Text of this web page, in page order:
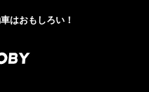
はおもしろい！